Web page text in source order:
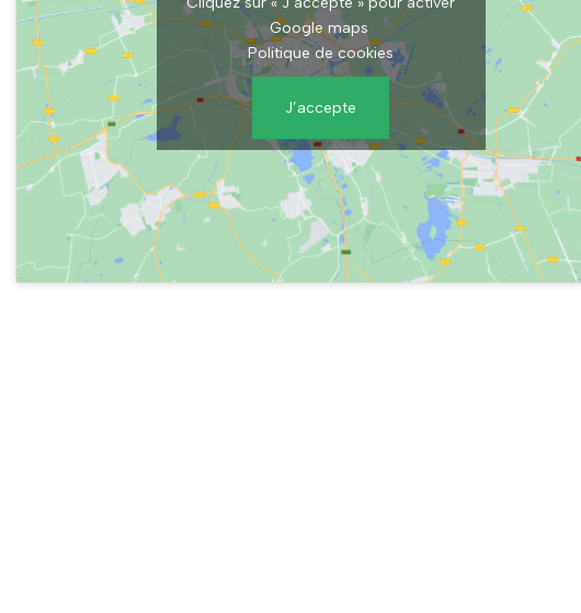
Google maps
Politique de cookies
J’accepte